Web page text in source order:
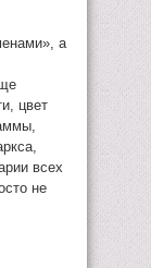
а
цвет
всех
не